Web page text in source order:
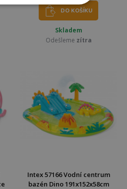
DO KOŠÍKU
Skladem
Odešleme zítra
Intex 57166 Vodní centrum
bazén Dino 191x152x58cm